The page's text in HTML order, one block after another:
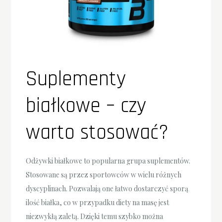
Suplementy
białkowe – czy
warto stosować?
Odżywki białkowe to popularna grupa suplementów.
Stosowane są przez sportowców w wielu różnych
dyscyplinach. Pozwalają one łatwo dostarczyć sporą
ilość białka, co w przypadku diety na masę jest
niezwykłą zaletą. Dzięki temu szybko można